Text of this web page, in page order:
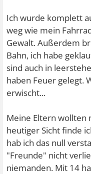
Ich wurde komplett
weg wie mein
Gewalt. Außerdem
Bahn, ich habe
sind auch in
haben Feuer gelegt.
erwischt...
Meine Eltern wollten
heutiger Sicht finde
hab ich das null
"Freunde" nicht
niemanden. Mit 14